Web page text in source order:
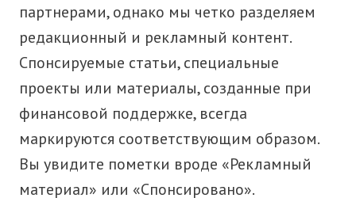
партнерами, однако мы четко разделяем
редакционный и рекламный контент.
Спонсируемые статьи, специальные
проекты или материалы, созданные при
финансовой поддержке, всегда
маркируются соответствующим образом.
Вы увидите пометки вроде «Рекламный
материал» или «Спонсировано».